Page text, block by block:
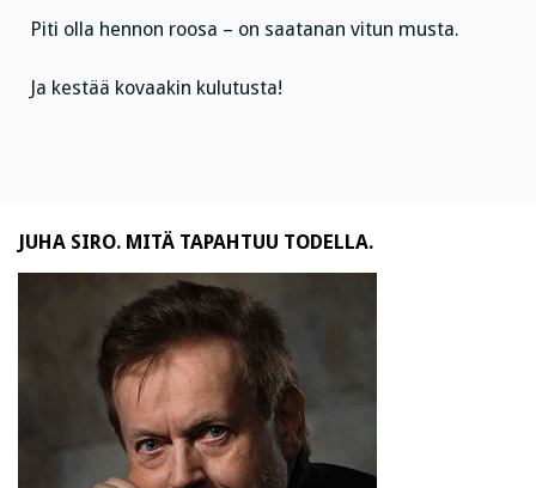
Piti olla hennon roosa – on saatanan vitun musta.
Ja kestää kovaakin kulutusta!
JUHA SIRO. MITÄ TAPAHTUU TODELLA.